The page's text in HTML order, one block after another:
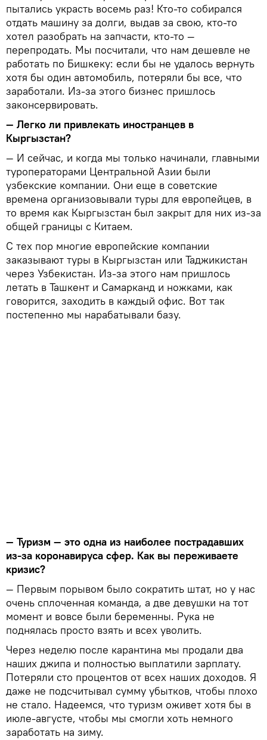
пытались украсть восемь раз! Кто-то собирался
отдать машину за долги, выдав за свою, кто-то
хотел разобрать на запчасти, кто-то —
перепродать. Мы посчитали, что нам дешевле не
работать по Бишкеку: если бы не удалось вернуть
хотя бы один автомобиль, потеряли бы все, что
заработали. Из-за этого бизнес пришлось
законсервировать.
— Легко ли привлекать иностранцев в
Кыргызстан?
— И сейчас, и когда мы только начинали, главными
туроператорами Центральной Азии были
узбекские компании. Они еще в советские
времена организовывали туры для европейцев, в
то время как Кыргызстан был закрыт для них из-за
общей границы с Китаем.
С тех пор многие европейские компании
заказывают туры в Кыргызстан или Таджикистан
через Узбекистан. Из-за этого нам пришлось
летать в Ташкент и Самарканд и ножками, как
говорится, заходить в каждый офис. Вот так
постепенно мы нарабатывали базу.
— Туризм — это одна из наиболее пострадавших
из-за коронавируса сфер. Как вы переживаете
кризис?
— Первым порывом было сократить штат, но у нас
очень сплоченная команда, а две девушки на тот
момент и вовсе были беременны. Рука не
поднялась просто взять и всех уволить.
Через неделю после карантина мы продали два
наших джипа и полностью выплатили зарплату.
Потеряли сто процентов от всех наших доходов. Я
даже не подсчитывал сумму убытков, чтобы плохо
не стало. Надеемся, что туризм оживет хотя бы в
июле-августе, чтобы мы смогли хоть немного
заработать на зиму.